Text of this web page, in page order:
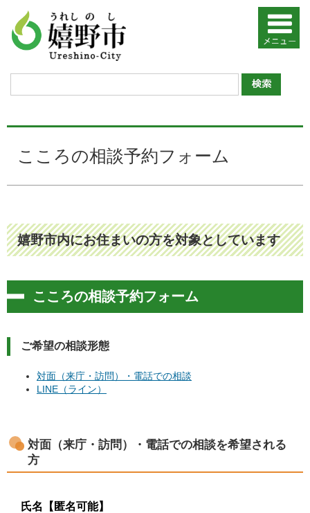
こころの相談予約フォーム
嬉野市内にお住まいの方を対象としています
こころの相談予約フォーム
ご希望の相談形態
対面（来庁・訪問）・電話での相談
LINE（ライン）
対面（来庁・訪問）・電話での相談を希望される
方
氏名【匿名可能】